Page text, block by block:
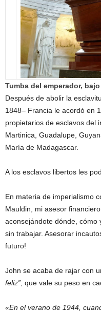
Tumba del emperador,
Después de abolir la
1848– Francia le acordó en
propietarios de esclavos del
Martinica, Guadalupe,
María de Madagascar.
A los esclavos libertos les
En materia de imperialismo
Mauldin, mi asesor
aconsejándote dónde, cómo
sin trabajar. Asesorar
futuro!
John se acaba de rajar con
feliz” , que vale su peso en
«En el verano de 1944,